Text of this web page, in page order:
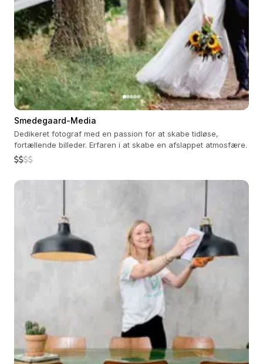
Smedegaard-Media
Dedikeret fotograf med en passion for at skabe tidløse,
fortællende billeder. Erfaren i at skabe en afslappet atmosfære.